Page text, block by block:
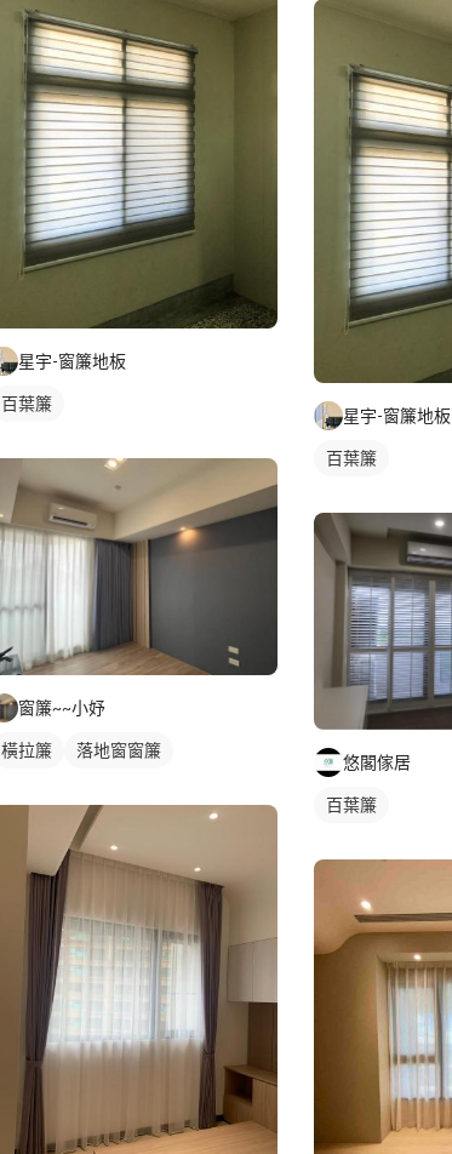
星宇-窗簾地板
百葉簾
窗簾~~小妤
橫拉簾 落地窗窗簾
星宇-窗簾地板
百葉簾
悠閣傢居
百葉簾